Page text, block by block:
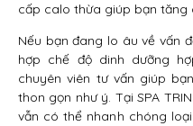
cấp calo thừa giúp bạn tăng
Nếu bạn đang lo âu về vấn
hợp chế độ dinh dưỡng
chuyên viên tư vấn giúp
thon gọn như ý. Tại SPA
vẫn có thể nhanh chóng